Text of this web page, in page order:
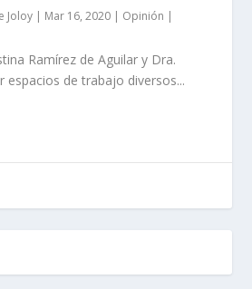
Joloy | Mar 16, 2020 | Opinión |
Ramírez de Aguilar y Dra.
espacios de trabajo diversos...